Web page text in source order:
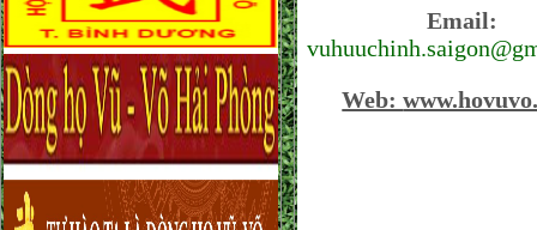
Email:
Web: